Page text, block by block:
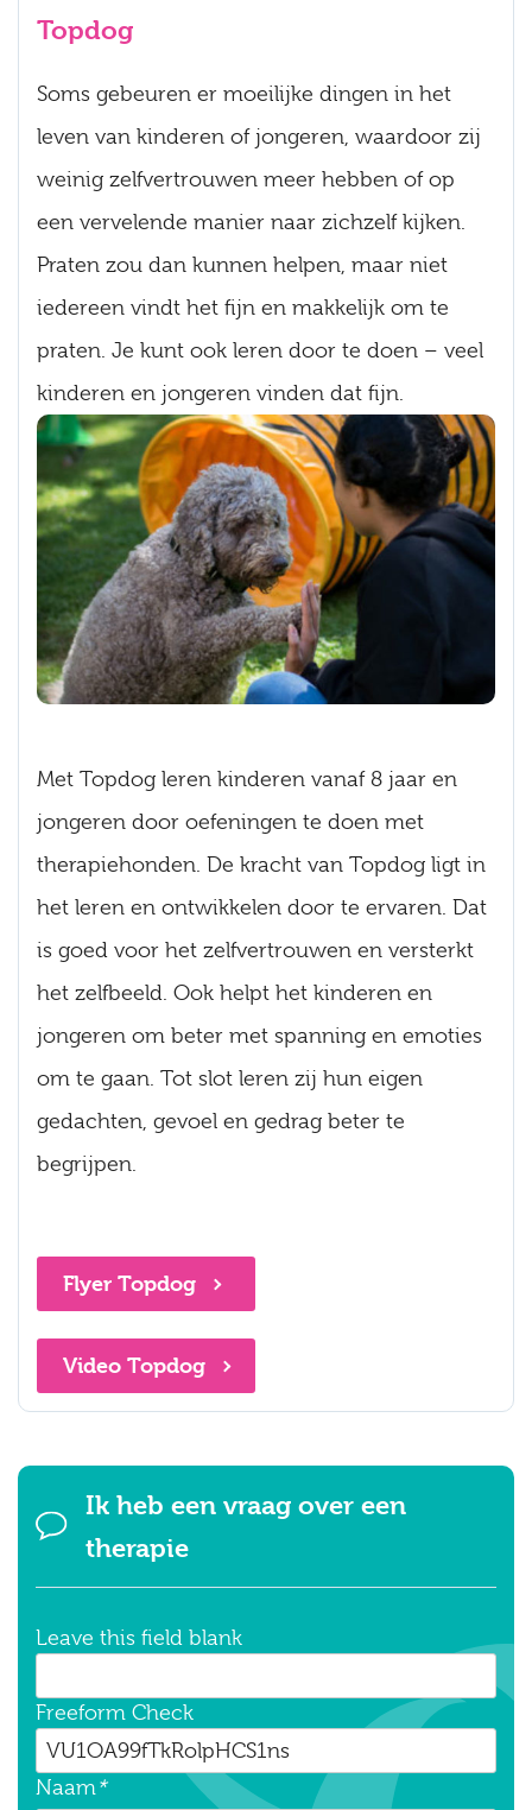
Topdog
Soms gebeuren er moeilijke dingen in het
leven van kinderen of jongeren, waardoor zij
weinig zelfvertrouwen meer hebben of op
een vervelende manier naar zichzelf kijken.
Praten zou dan kunnen helpen, maar niet
iedereen vindt het fijn en makkelijk om te
praten. Je kunt ook leren door te doen – veel
kinderen en jongeren vinden dat fijn.
Met Topdog leren kinderen vanaf 8 jaar en
jongeren door oefeningen te doen met
therapiehonden. De kracht van Topdog ligt in
het leren en ontwikkelen door te ervaren. Dat
is goed voor het zelfvertrouwen en versterkt
het zelfbeeld. Ook helpt het kinderen en
jongeren om beter met spanning en emoties
om te gaan. Tot slot leren zij hun eigen
gedachten, gevoel en gedrag beter te
begrijpen.
Flyer Topdog
Video Topdog
Ik heb een vraag over een
therapie
Leave this field blank
Freeform Check
Naam*